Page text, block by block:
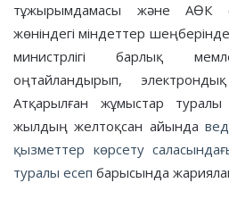
тұжырымдамасы және АӨК
жөніндегі міндеттер
министрлігі барлық
оңтайландырып,
Атқарылған жұмыстар
жылдың желтоқсан айында
қызметтер көрсету
туралы есеп барысында